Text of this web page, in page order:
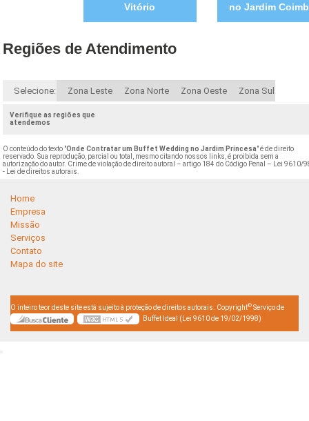
Vitório
no Jardim
Regiões de Atendimento
Selecione: Zona Leste Zona Norte Zona Oeste Zona Sul
Verifique as regiões que
atendemos
O conteúdo do texto "Onde Contratar um Buffet Wedding no Jardim Princesa" é de direito
reservado. Sua reprodução, parcial ou total, mesmo citando nossos links, é proibida sem a
autorização do autor. Crime de violação de direito autoral – artigo 184 do Código Penal – Lei 9610/
- Lei de direitos autorais.
Home
Empresa
Missão
Serviços
Contato
Mapa do site
O inteiro teor deste site está sujeito à proteção de direitos autorais. Copyright© Serviço de
Buffet Ideal (Lei 9610 de 19/02/1998)